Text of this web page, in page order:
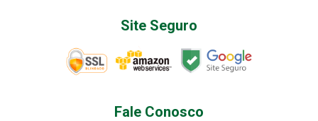
Site Seguro
Fale Conosco